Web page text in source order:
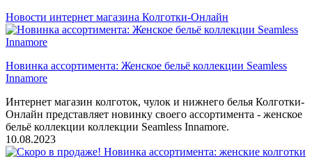
Новости интернет магазина Колготки-Онлайн
Новинка ассортимента: Женское бельё коллекции Seamless
Innamore
Интернет магазин колготок, чулок и нижнего белья Колготки-
Онлайн представляет новинку своего ассортимента - женское
бельё коллекции коллекции Seamless Innamore.
10.08.2023